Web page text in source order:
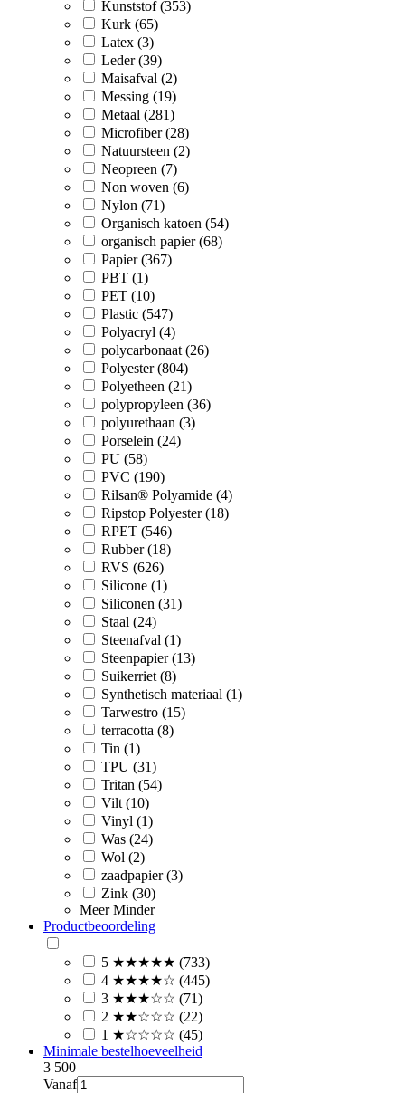
Kunststof (353)
Kurk (65)
Latex (3)
Leder (39)
Maisafval (2)
Messing (19)
Metaal (281)
Microfiber (28)
Natuursteen (2)
Neopreen (7)
Non woven (6)
Nylon (71)
Organisch katoen (54)
organisch papier (68)
Papier (367)
PBT (1)
PET (10)
Plastic (547)
Polyacryl (4)
polycarbonaat (26)
Polyester (804)
Polyetheen (21)
polypropyleen (36)
polyurethaan (3)
Porselein (24)
PU (58)
PVC (190)
Rilsan® Polyamide (4)
Ripstop Polyester (18)
RPET (546)
Rubber (18)
RVS (626)
Silicone (1)
Siliconen (31)
Staal (24)
Steenafval (1)
Steenpapier (13)
Suikerriet (8)
Synthetisch materiaal (1)
Tarwestro (15)
terracotta (8)
Tin (1)
TPU (31)
Tritan (54)
Vilt (10)
Vinyl (1)
Was (24)
Wol (2)
zaadpapier (3)
Zink (30)
Meer Minder
Productbeoordeling
5 ★★★★★ (733)
4 ★★★★☆ (445)
3 ★★★☆☆ (71)
2 ★★☆☆☆ (22)
1 ★☆☆☆☆ (45)
Minimale bestelhoeveelheid
3 500
Vanaf